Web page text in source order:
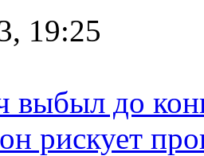
19:25
до
рискует